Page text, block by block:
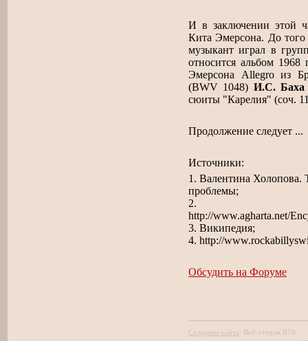
И в заключении этой
Кита Эмерсона. До того
музыкант играл в
относится альбом
Эмерсона Allegro из
(BWV 1048) И.С. Баха
сюиты "Карелия" (соч.
Продолжение следует ...
Источники:
1. Валентина Холопова.
проблемы;
2. Рок-
http://www.agharta.net/
3. Википедия;
4. http://
Обсудить на Форуме
Создание сайта: Веб-студия R70